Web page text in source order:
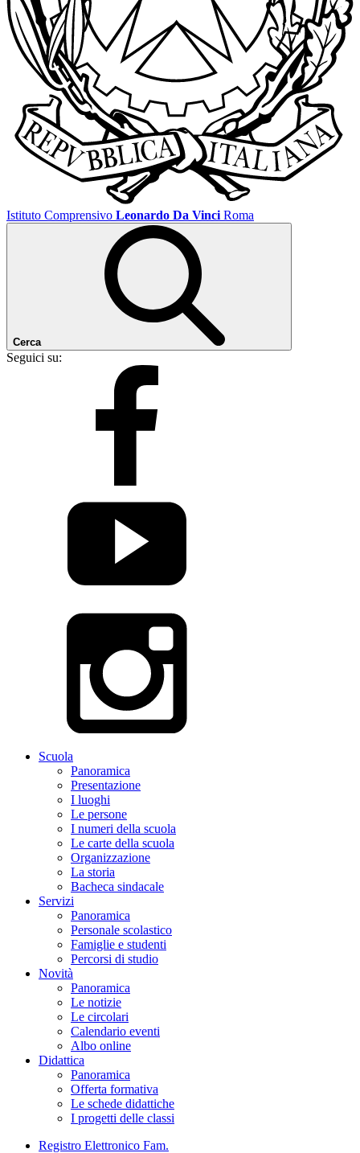
Istituto Comprensivo Leonardo Da Vinci Roma
Cerca
Seguici su:
Scuola
Panoramica
Presentazione
I luoghi
Le persone
I numeri della scuola
Le carte della scuola
Organizzazione
La storia
Bacheca sindacale
Servizi
Panoramica
Personale scolastico
Famiglie e studenti
Percorsi di studio
Novità
Panoramica
Le notizie
Le circolari
Calendario eventi
Albo online
Didattica
Panoramica
Offerta formativa
Le schede didattiche
I progetti delle classi
Registro Elettronico Fam.